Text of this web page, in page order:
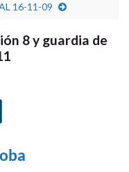
16-11-09
8 y guardia de